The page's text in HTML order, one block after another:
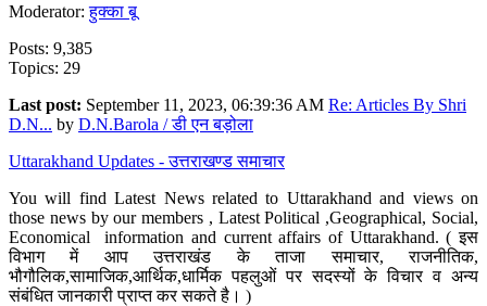
Moderator:हुक्का बू
Posts: 9,385
Topics: 29
Last post: September 11, 2023, 06:39:36 AM Re: Articles By Shri
D.N... by D.N.Barola / डी एन बड़ोला
Uttarakhand Updates - उत्तराखण्ड समाचार
You will find Latest News related to Uttarakhand and views on
those news by our members , Latest Political ,Geographical, Social,
Economical information and current affairs of Uttarakhand. ( इस
विभाग में आप उत्तराखंड के ताजा समाचार, राजनीतिक,
भौगौलिक,सामाजिक,आर्थिक,धार्मिक पहलुओं पर सदस्यों के विचार व अन्य
संबंधित जानकारी प्राप्त कर सकते है। )